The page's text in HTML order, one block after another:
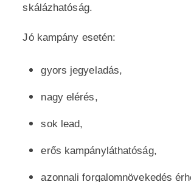
skálázhatóság.
Jó kampány esetén:
gyors jegyeladás,
nagy elérés,
sok lead,
erős kampányláthatóság,
azonnali forgalomnövekedés